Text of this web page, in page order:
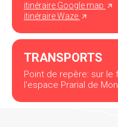
itinéraire Google map
itinéraire Waze
TRANSPORTS
Point de repère: sur
l'espace Prarial de